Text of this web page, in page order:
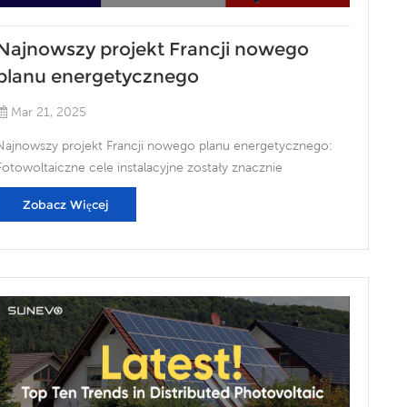
projekt Francji nowego
energetycznego
Mar 21, 2025
projekt Francji nowego planu energetycznego:
cele instalacyjne zostały znacznie
a produkcja lokalna jest w porządku obrad
Francuskie Ministerstwo Ekologicznego przejścia
(PPE3), proponując, że do 2035 r. Krajowy
cel pojemności zainstalowanej fotowoltaiki
65–90 GW, niższy niż wcześniej planowany cel 75-
GW. Zgodnie z najnowszym celem Francja musi
4 GW każdego roku przed 2035 r., Aby osiągnąć
65 GW i osiągnąć 90 GW, musi dodawać 7 GW każdego
Francja dodała 3,2 GW instalacji fotowoltaicznej w
Zobacz Więcej